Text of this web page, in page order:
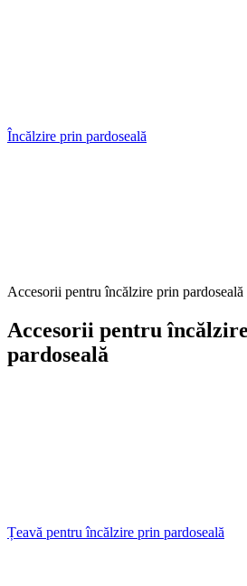
Încălzire prin pardoseală
Accesorii pentru încălzire prin pardoseală
Accesorii pentru
pardoseală
Țeavă pentru încălzire prin pardoseală